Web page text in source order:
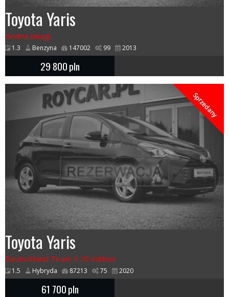
Toyota Yaris
Godna uwagi
1.3 Benzyna 147002 99 2013
29 800pln
Sprzedany
Toyota Yaris
Deutschland Team Y 20 edition
1.5 Hybryda 87213 75 2020
61 700pln